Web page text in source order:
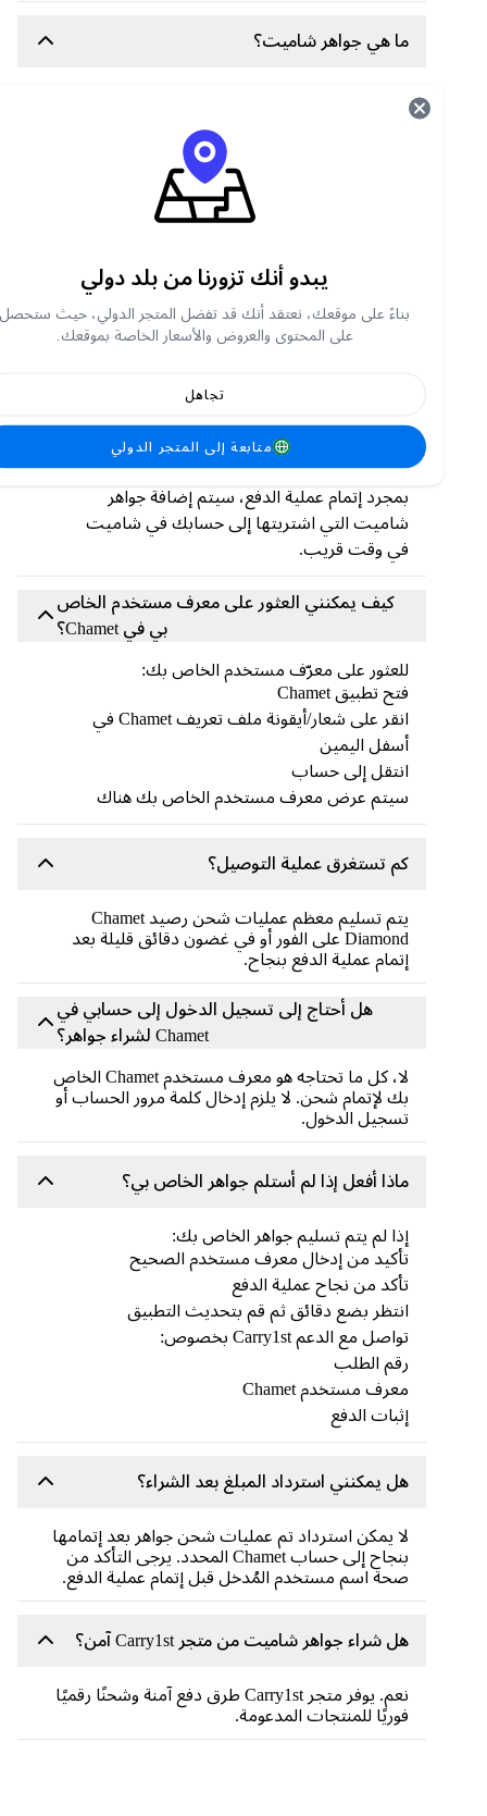
ما هي جواهر شاميت؟
جواهر شاميت العملة الافتراضية داخل التطبيق،
وتُستخدم للأغراض التالية:
ارسل هدايا إلى مقدمي البث المباشر والمضيفين
شارك في أنشطة البث المباشر
افتح الميزات الخاصة داخل التطبيق
كيفية شحن جواهر شاميت في متجر Carry1st ؟
ة المباشر
أو ابحث عن جواهر شاميت
أدخل معرف مستخدم Chamet الخاص بك.
اختار طريقة الدفع المفضلة لديك.
بمجرد إتمام عملية الدفع، سيتم إضافة جواهر
شاميت التي اشتريتها إلى حسابك في شاميت
في وقت قريب.
كيف يمكنني العثور على معرف مستخدم الخاص
بي في Chamet؟
للعثور على معرّف مستخدم الخاص بك:
فتح تطبيق Chamet
انقر على شعار/أيقونة ملف تعريف Chamet في
أسفل اليمين
انتقل إلى حساب
سيتم عرض معرف مستخدم الخاص بك هناك
كم تستغرق عملية التوصيل؟
يتم تسليم معظم عمليات شحن رصيد Chamet
Diamond على الفور أو في غضون دقائق قليلة بعد
إتمام عملية الدفع بنجاح.
هل أحتاج إلى تسجيل الدخول إلى حسابي في
Chamet لشراء جواهر؟
لا، كل ما تحتاجه هو معرف مستخدم Chamet الخاص
بك لإتمام شحن. لا يلزم إدخال كلمة مرور الحساب أو
تسجيل الدخول.
ماذا أفعل إذا لم أستلم جواهر الخاص بي؟
إذا لم يتم تسليم جواهر الخاص بك:
تأكيد من إدخال معرف مستخدم الصحيح
تأكد من نجاح عملية الدفع
انتظر بضع دقائق ثم قم بتحديث التطبيق
تواصل مع الدعم Carry1st بخصوص:
رقم الطلب
معرف مستخدم Chamet
إثبات الدفع
هل يمكنني استرداد المبلغ بعد الشراء؟
لا يمكن استرداد تم عمليات شحن جواهر بعد إتمامها
بنجاح إلى حساب Chamet المحدد. يرجى التأكد من
صحة اسم مستخدم المُدخل قبل إتمام عملية الدفع.
هل شراء جواهر شاميت من متجر Carry1st آمن؟
نعم. يوفر متجر Carry1st طرق دفع آمنة وشحنًا رقميًا
فوريًا للمنتجات المدعومة.
يبدو أنك تزورنا من بلد دولي
بناءً على موقعك، نعتقد أنك قد تفضل المتجر الدولي، حيث ستحصل
على المحتوى والعروض والأسعار الخاصة بموقعك.
متابعة إلى المتجر الدولي